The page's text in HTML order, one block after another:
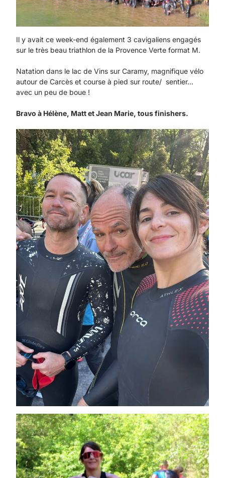
Il y avait ce week-end également 3 cavigaliens engagés
sur le très beau triathlon de la Provence Verte format M.
Natation dans le lac de Vins sur Caramy, magnifique vélo
autour de Carcès et course à pied sur route/ sentier…
avec un peu de boue !
Bravo à Hélène, Matt et Jean Marie, tous finishers.